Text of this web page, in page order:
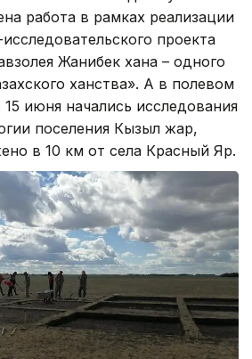
работа в рамках реализации
проекта
Жанибек хана – одного
ханства». А в полевом
15 июня начались исследования
поселения Кызыл жар,
в 10 км от села Красный Яр.